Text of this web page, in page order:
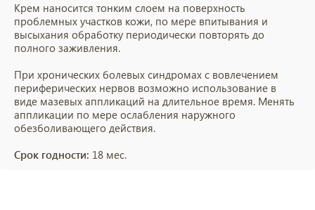
Крем наносится тонким слоем на поверхность
проблемных участков кожи, по мере впитывания и
высыхания обработку периодически повторять до
полного заживления.
При хронических болевых синдромах с вовлечением
периферических нервов возможно использование в
виде мазевых аппликаций на длительное время. Менять
аппликации по мере ослабления наружного
обезболивающего действия.
Срок годности: 18 мес.